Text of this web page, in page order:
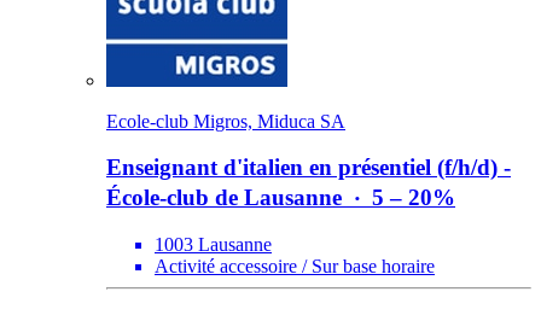
Ecole-club Migros, Miduca SA
Enseignant d'italien en présentiel (f/​h/​d) -
École-club de Lausanne ‧ 5 – 20%
1003 Lausanne
Activité accessoire / Sur base horaire